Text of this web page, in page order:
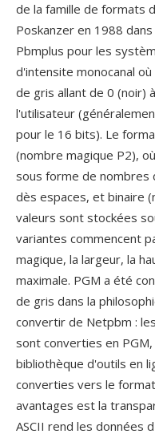
de la famille de formats
Poskanzer en 1988
Pbmplus pour les
d'intensite monocanal
de gris allant de 0 (noir)
l'utilisateur
pour le 16 bits). Le
(nombre magique P2),
sous forme de nombres
dès espaces, et binaire
valeurs sont stockées
variantes commencent
magique, la largeur, la
maximale. PGM a été
de gris dans la
convertir de Netpbm :
sont converties en
bibliothèque d'outils en
converties vers le
avantages est la
ASCII rend les données